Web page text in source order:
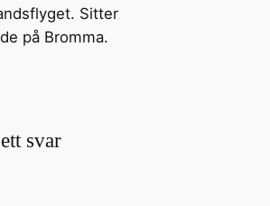
Sitter
på Bromma.
svar